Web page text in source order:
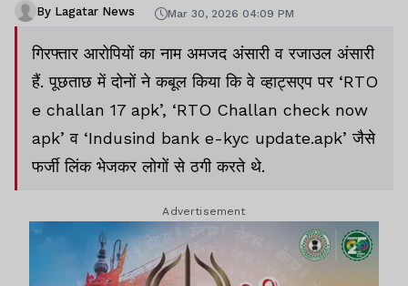
By Lagatar News Mar 30, 2026 04:09 PM
गिरफ्तार आरोपियों का नाम अमजद अंसारी व रजाउल अंसारी
हैं. पूछताछ में दोनों ने कबूल किया कि वे व्हाट्सएप पर ‘RTO
e challan 17 apk’, ‘RTO Challan check now
apk’ व ‘Indusind bank e-kyc update.apk’ जैसे
फर्जी लिंक भेजकर लोगों से ठगी करते थे.
Advertisement